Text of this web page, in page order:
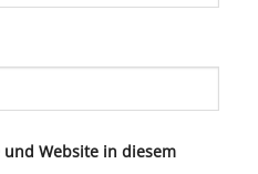
und Website in diesem